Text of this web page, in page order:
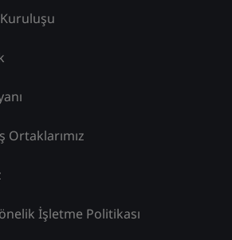
Ortaklarımız
İşletme Politikası